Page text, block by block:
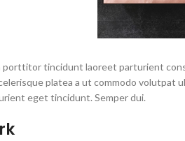
tincidunt laoreet parturient
platea a ut commodo volutpat
eget tincidunt. Semper dui.